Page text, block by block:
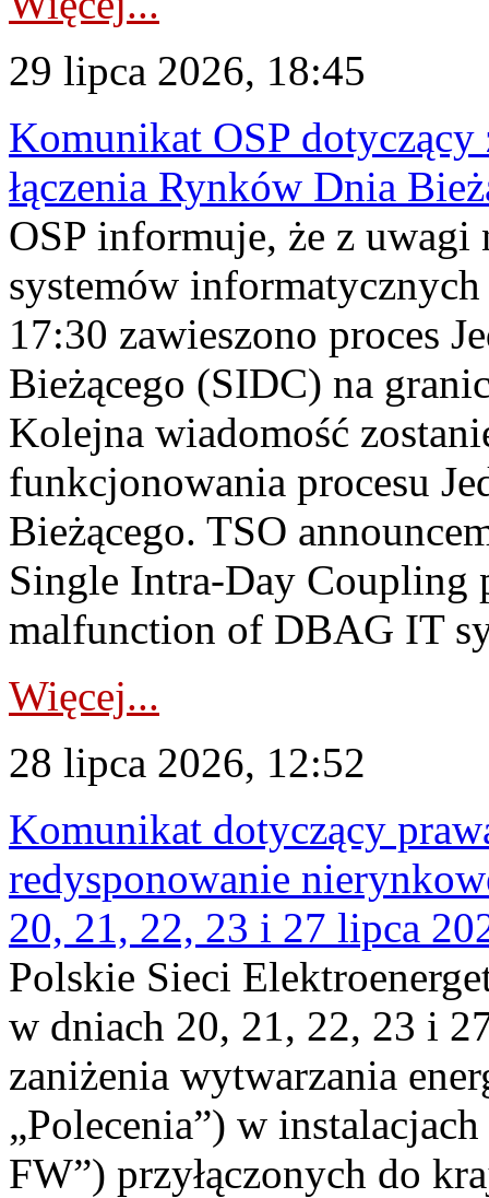
29 lipca 2026, 18:45
Komunikat OSP dotyczący
łączenia Rynków Dnia
OSP informuje, że z uwagi
systemów
17:30 zawieszono proces
Bieżącego (SIDC) na
Kolejna wiadomość
funkcjonowania procesu
Bieżącego. TSO
Single Intra-Day Coupling
malfunction of DBAG IT
Więcej...
28 lipca 2026, 12:52
Komunikat dotyczący
redysponowanie
20, 21, 22, 23 i 27 lipca
Polskie Sieci
w dniach 20, 21, 22, 23 i
zaniżenia wytwarzania
„Polecenia”) w
FW”) przyłączonych do